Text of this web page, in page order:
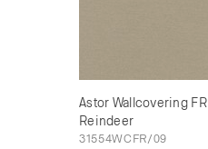
Astor Wallcovering FR
Reindeer
31554WCFR/09